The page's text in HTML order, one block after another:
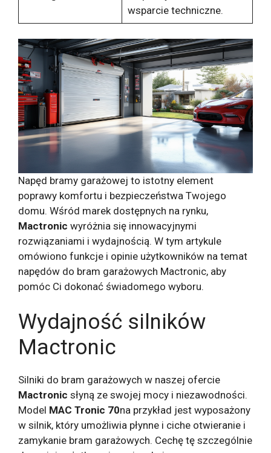
wsparcie techniczne.
Napęd bramy garażowej to istotny element
poprawy komfortu i bezpieczeństwa Twojego
domu. Wśród marek dostępnych na rynku,
Mactronic wyróżnia się innowacyjnymi
rozwiązaniami i wydajnością. W tym artykule
omówiono funkcje i opinie użytkowników na temat
napędów do bram garażowych Mactronic, aby
pomóc Ci dokonać świadomego wyboru.
Wydajność silników
Mactronic
Silniki do bram garażowych w naszej ofercie
Mactronic słyną ze swojej mocy i niezawodności.
Model MAC Tronic 70na przykład jest wyposażony
w silnik, który umożliwia płynne i ciche otwieranie i
zamykanie bram garażowych. Cechę tę szczególnie